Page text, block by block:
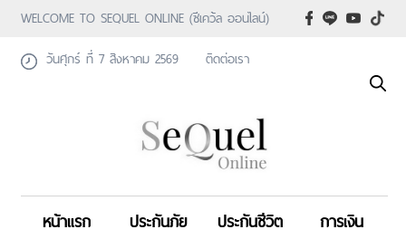
WELCOME TO SEQUEL ONLINE (ซีเคว้ล ออนไลน์)
วันศุกร์ ที่ 7 สิงหาคม 2569
ติดต่อเรา
หน้าแรก ประกันภัย ประกันชีวิต
การเงิน